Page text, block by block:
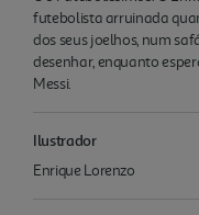
futebolista arruinada
dos seus joelhos, num
desenhar, enquanto
Messi.
Ilustrador
Enrique Lorenzo